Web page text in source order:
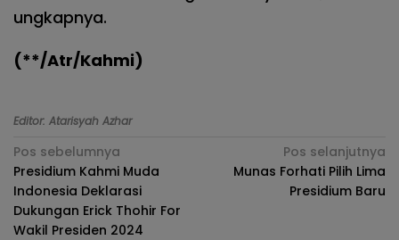
ungkapnya.
(**/Atr/Kahmi)
Editor: Atarisyah Azhar
Navigasi
pos
Pos sebelumnya
Presidium Kahmi Muda
Indonesia Deklarasi
Dukungan Erick Thohir For
Wakil Presiden 2024
Pos selanjutnya
Munas Forhati Pilih Lima
Presidium Baru